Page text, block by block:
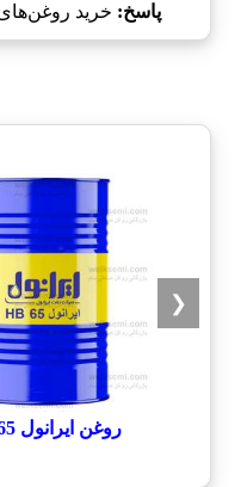
پاسخ: خرید روغن‌های
روغن ایرانول HB 65
❮